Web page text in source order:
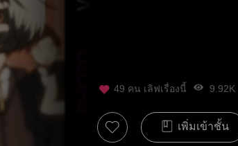
49 คน เลิฟเรื่องนี้ 9.92K
เพิ่มเข้าชั้น